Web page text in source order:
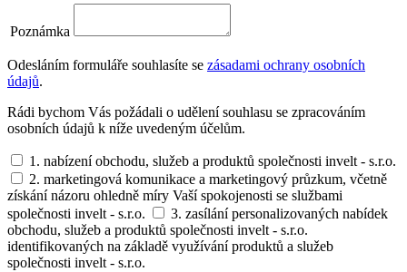
Poznámka
Odesláním formuláře souhlasíte se zásadami ochrany osobních
údajů.
Rádi bychom Vás požádali o udělení souhlasu se zpracováním
osobních údajů k níže uvedeným účelům.
1. nabízení obchodu, služeb a produktů společnosti invelt - s.r.o.
2. marketingová komunikace a marketingový průzkum, včetně
získání názoru ohledně míry Vaší spokojenosti se službami
společnosti invelt - s.r.o.
3. zasílání personalizovaných nabídek
obchodu, služeb a produktů společnosti invelt - s.r.o.
identifikovaných na základě využívání produktů a služeb
společnosti invelt - s.r.o.